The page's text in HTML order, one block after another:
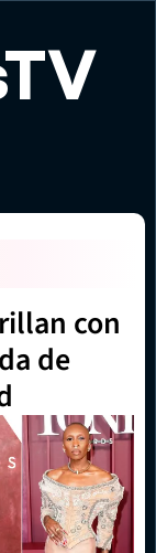
fin de
con
de